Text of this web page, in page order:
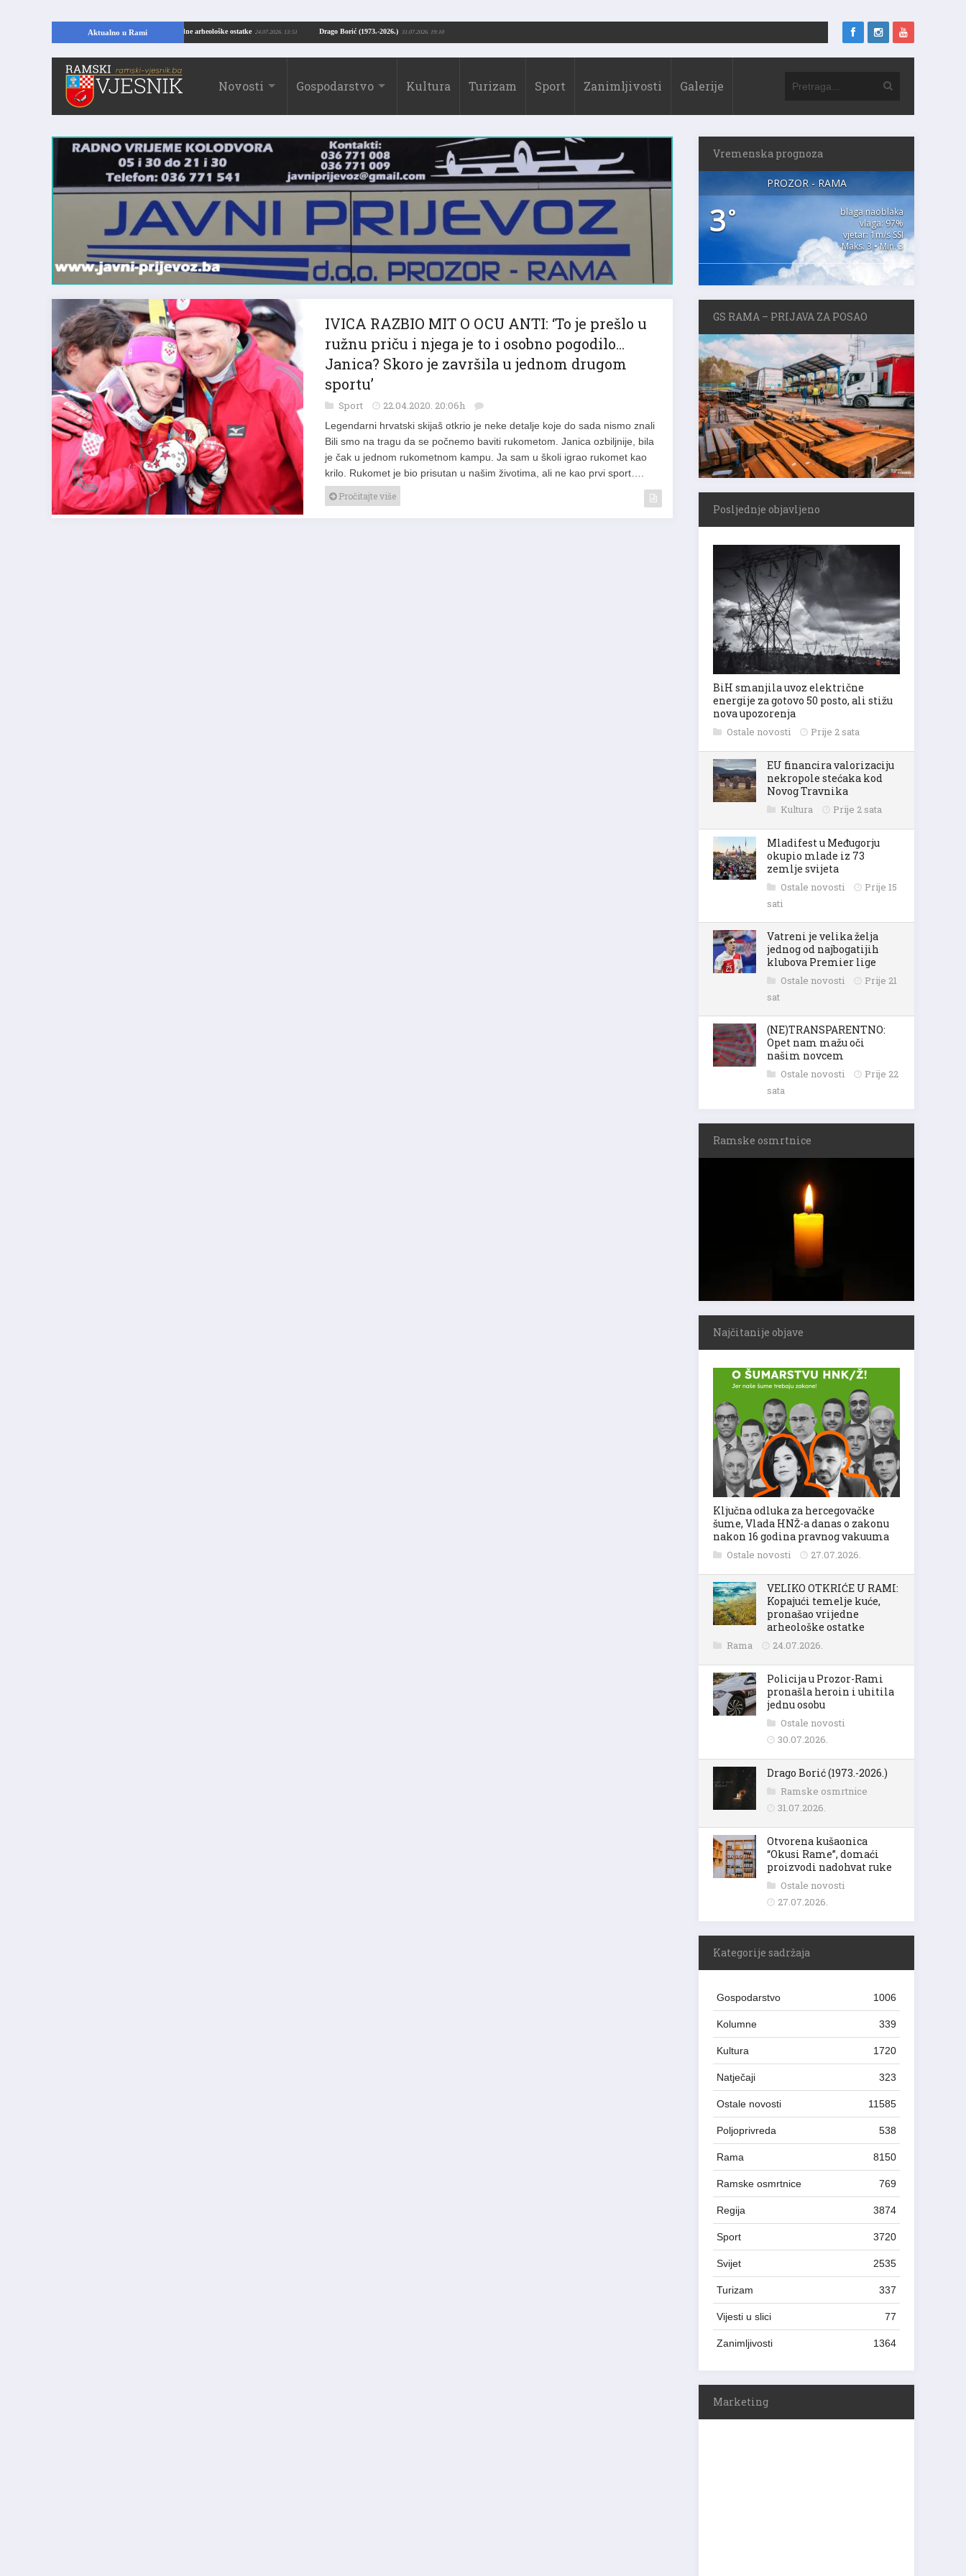
Aktualno u Rami Drago Borić (1973.-2026.) 31.07.2026. 19:10
VELIKO OTKRIĆE U RAMI: Kopajući temelje kuće, pronašao vrijedne arheološke ostatke 24.07.2026. 13:51
Novosti Gospodarstvo Kultura Turizam Sport Zanimljivosti Galerije
IVICA RAZBIO MIT O OCU ANTI: ‘To je prešlo u
ružnu priču i njega je to i osobno pogodilo…
Janica? Skoro je završila u jednom drugom
sportu’
Sport 22.04.2020. 20:06h
Legendarni hrvatski skijaš otkrio je neke detalje koje do sada nismo znali
Bili smo na tragu da se počnemo baviti rukometom. Janica ozbiljnije, bila
je čak u jednom rukometnom kampu. Ja sam u školi igrao rukomet kao
krilo. Rukomet je bio prisutan u našim životima, ali ne kao prvi sport….
Pročitajte više
Vremenska prognoza
PROZOR - RAMA
3°
blaga naoblaka
vlaga: 97%
vjetar: 1m/s SSI
Maks. 3 • Min. 3
GS RAMA – PRIJAVA ZA POSAO
Posljednje objavljeno
BiH smanjila uvoz električne
energije za gotovo 50 posto, ali stižu
nova upozorenja
Ostale novosti Prije 2 sata
EU financira valorizaciju
nekropole stećaka kod
Novog Travnika
Kultura Prije 2 sata
Mladifest u Međugorju
okupio mlade iz 73
zemlje svijeta
Ostale novosti
Prije 15
sati
Vatreni je velika želja
jednog od najbogatijih
klubova Premier lige
Ostale novosti
Prije 21
sat
(NE)TRANSPARENTNO:
Opet nam mažu oči
našim novcem
Ostale novosti
Prije 22
sata
Ramske osmrtnice
Najčitanije objave
Ključna odluka za hercegovačke
šume, Vlada HNŽ-a danas o zakonu
nakon 16 godina pravnog vakuuma
Ostale novosti 27.07.2026.
VELIKO OTKRIĆE U RAMI:
Kopajući temelje kuće,
pronašao vrijedne
arheološke ostatke
Rama 24.07.2026.
Policija u Prozor-Rami
pronašla heroin i uhitila
jednu osobu
Ostale novosti
30.07.2026.
Drago Borić (1973.-2026.)
Ramske osmrtnice
31.07.2026.
Otvorena kušaonica
“Okusi Rame”, domaći
proizvodi nadohvat ruke
Ostale novosti
27.07.2026.
Kategorije sadržaja
Gospodarstvo 1006
Kolumne 339
Kultura 1720
Natječaji 323
Ostale novosti 11585
Poljoprivreda 538
Rama 8150
Ramske osmrtnice 769
Regija 3874
Sport 3720
Svijet 2535
Turizam 337
Vijesti u slici 77
Zanimljivosti 1364
Marketing